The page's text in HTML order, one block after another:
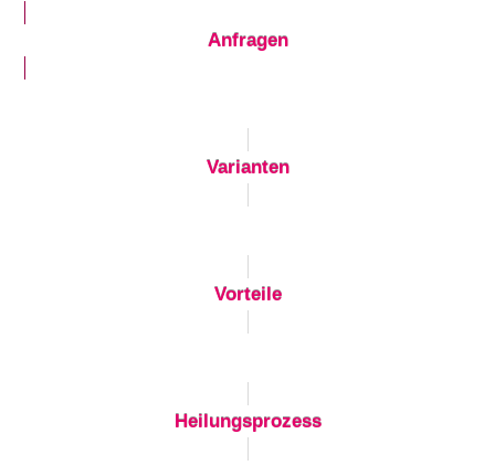
Anfragen
Varianten
Vorteile
Heilungsprozess